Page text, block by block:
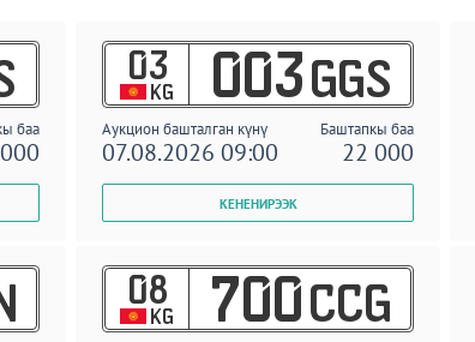
баа
03
KG 003 GGS
Аукцион башталган күнү Баштапкы баа
07.08.2026 09:00 22 000
08
KG 700 CCG